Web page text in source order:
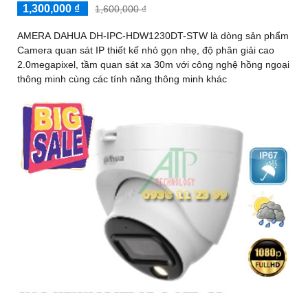
1,300,000 ₫ 1,600,000 ₫
AMERA DAHUA DH-IPC-HDW1230DT-STW là dòng sản phẩm
Camera quan sát IP thiết kế nhỏ gọn nhẹ, độ phân giải cao
2.0megapixel, tầm quan sát xa 30m với công nghệ hồng ngoại
thông minh cùng các tính năng thông minh khác